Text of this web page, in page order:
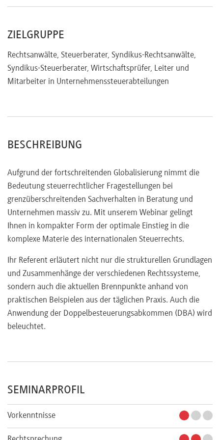
ZIELGRUPPE
Rechtsanwälte, Steuerberater, Syndikus-Rechtsanwälte,
Syndikus-Steuerberater, Wirtschaftsprüfer, Leiter und
Mitarbeiter in Unternehmenssteuerabteilungen
BESCHREIBUNG
Aufgrund der fortschreitenden Globalisierung nimmt die
Bedeutung steuerrechtlicher Fragestellungen bei
grenzüberschreitenden Sachverhalten in Beratung und
Unternehmen massiv zu. Mit unserem Webinar gelingt
Ihnen in kompakter Form der optimale Einstieg in die
komplexe Materie des internationalen Steuerrechts.
Ihr Referent erläutert nicht nur die strukturellen Grundlagen
und Zusammenhänge der verschiedenen Rechtssysteme,
sondern auch die aktuellen Brennpunkte anhand von
praktischen Beispielen aus der täglichen Praxis. Auch die
Anwendung der Doppelbesteuerungsabkommen (DBA) wird
beleuchtet.
SEMINARPROFIL
Vorkenntnisse